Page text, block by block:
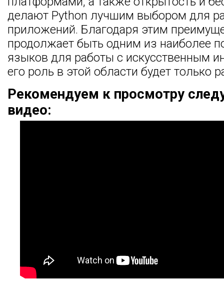
делают Python лучшим выбором для
приложений. Благодаря этим
продолжает быть одним из наиболее
языков для работы с искусственным
его роль в этой области будет только
Рекомендуем к просмотру
видео: